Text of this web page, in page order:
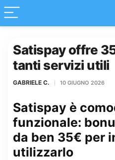
Satispay offre
tanti servizi utili
GABRIELE C. 10 GIUGNO 2026
Satispay è
funzionale:
da ben 35€ per
utilizzarlo